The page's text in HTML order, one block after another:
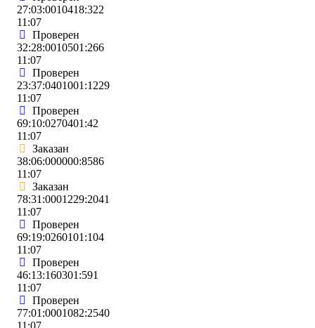
27:03:0010418:322
11:07
Проверен
32:28:0010501:266
11:07
Проверен
23:37:0401001:1229
11:07
Проверен
69:10:0270401:42
11:07
Заказан
38:06:000000:8586
11:07
Заказан
78:31:0001229:2041
11:07
Проверен
69:19:0260101:104
11:07
Проверен
46:13:160301:591
11:07
Проверен
77:01:0001082:2540
11:07